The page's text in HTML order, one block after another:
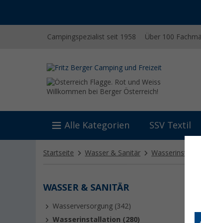
Campingspezialist seit 1958 Über 100
Willkommen bei Berger Österreich!
Alle Kategorien SSV Textil
Startseite Wasser & Sanitär
WASSER & SANITÄR
Wasserversorgung (342)
Wasserinstallation (280)